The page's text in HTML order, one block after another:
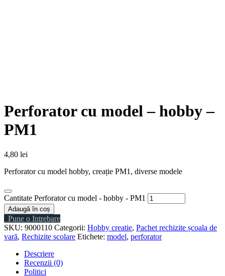
Perforator cu model – hobby –
PM1
4,80 lei
Perforator cu model hobby, creație PM1, diverse modele
Cantitate Perforator cu model - hobby - PM1
Adaugă în coș
Pune o Intrebare
SKU: 9000110 Categorii: Hobby creatie, Pachet rechizite școala de
vară, Rechizite scolare Etichete: model, perforator
Descriere
Recenzii (0)
Politici